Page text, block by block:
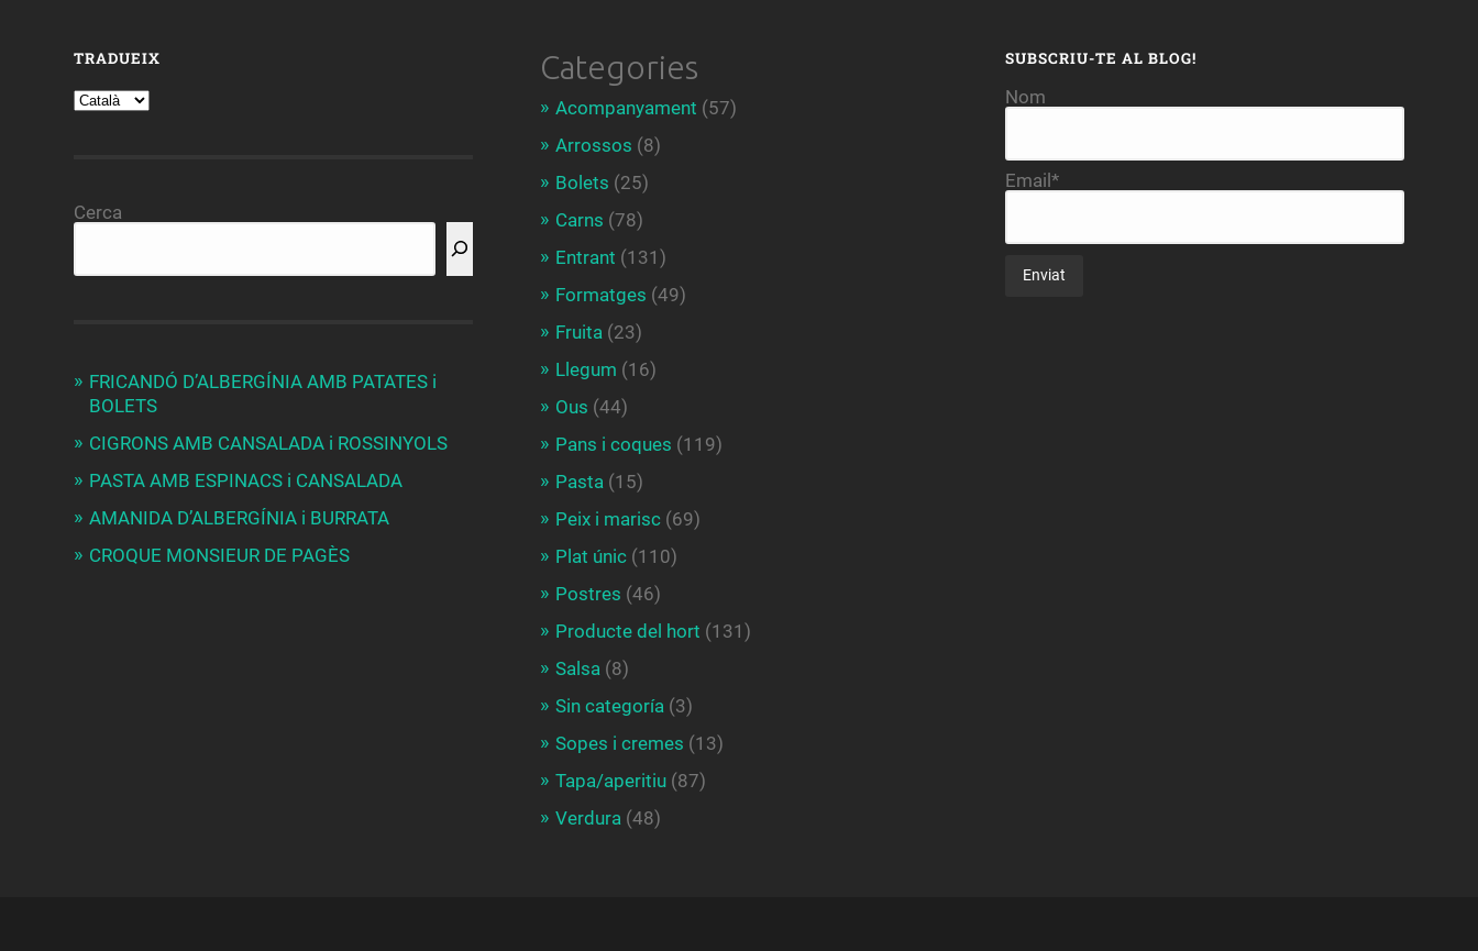
TRADUEIX
Cerca
FRICANDÓ D’ALBERGÍNIA AMB PATATES i
BOLETS
CIGRONS AMB CANSALADA i ROSSINYOLS
PASTA AMB ESPINACS i CANSALADA
AMANIDA D’ALBERGÍNIA i BURRATA
CROQUE MONSIEUR DE PAGÈS
Categories
Acompanyament (57)
Arrossos (8)
Bolets (25)
Carns (78)
Entrant (131)
Formatges (49)
Fruita (23)
Llegum (16)
Ous (44)
Pans i coques (119)
Pasta (15)
Peix i marisc(69)
Plat únic(110)
Postres (46)
Producte del hort (131)
Salsa (8)
Sin categoría (3)
Sopes i cremes (13)
Tapa/aperitiu(87)
Verdura (48)
SUBSCRIU-TE AL BLOG!
Nom
Email*